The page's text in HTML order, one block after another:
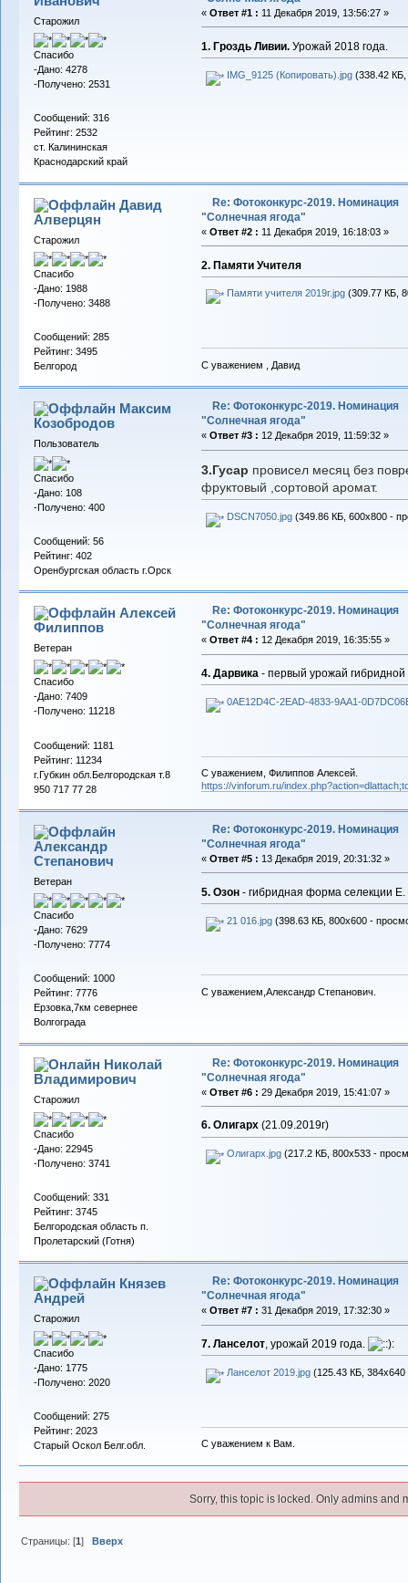
Старожил
Спасибо
-Дано: 4278
-Получено: 2531
Сообщений: 316
Рейтинг: 2532
ст. Калининская
Краснодарский край
« Ответ #1 : 11 Декабря 2019, 13:56:27 »
1. Гроздь Ливии.Урожай 2018 года.
IMG_9125 (Копировать).jpg(338.42 КБ,
Давид
Алверцян
Старожил
Спасибо
-Дано: 1988
-Получено: 3488
Сообщений: 285
Рейтинг: 3495
Белгород
Re: Фотоконкурс-2019. Номинация
"Солнечная ягода"
« Ответ #2 : 11 Декабря 2019, 16:18:03 »
2. Памяти Учителя
Памяти учителя 2019г.jpg(309.77 КБ,
С уважением , Давид
Максим
Козобродов
Пользователь
Спасибо
-Дано: 108
-Получено: 400
Сообщений: 56
Рейтинг: 402
Оренбургская область г.Орск
Re: Фотоконкурс-2019. Номинация
"Солнечная ягода"
« Ответ #3 : 12 Декабря 2019, 11:59:32 »
3.Гусар провисел месяц без
фруктовый ,сортовой аромат.
DSCN7050.jpg(349.86 КБ, 600x800 -
Алексей
Филиппов
Ветеран
Спасибо
-Дано: 7409
-Получено: 11218
Сообщений: 1181
Рейтинг: 11234
г.Губкин обл.Белгородская т.8
950 717 77 28
Re: Фотоконкурс-2019. Номинация
"Солнечная ягода"
« Ответ #4 : 12 Декабря 2019, 16:35:55 »
4. Дарвика- первый урожай
0AE12D4C-2EAD-4833-9AA1-
С уважением, Филиппов Алексей.
https://vinforum.ru/
Александр
Cтепанович
Ветеран
Спасибо
-Дано: 7629
-Получено: 7774
Сообщений: 1000
Рейтинг: 7776
Ерзовка,7км севернее
Волгограда
Re: Фотоконкурс-2019. Номинация
"Солнечная ягода"
« Ответ #5 : 13 Декабря 2019, 20:31:32 »
5. Озон- гибридная форма селекции
21 016.jpg(398.63 КБ, 800x600 -
С уважением,Александр Степанович.
Николай
Владимирович
Старожил
Спасибо
-Дано: 22945
-Получено: 3741
Сообщений: 331
Рейтинг: 3745
Белгородская область п.
Пролетарский (Готня)
Re: Фотоконкурс-2019. Номинация
"Солнечная ягода"
« Ответ #6 : 29 Декабря 2019, 15:41:07 »
6. Олигарх(21.09.2019г)
Олигарх.jpg(217.2 КБ, 800x533 -
Князев
Андрей
Старожил
Спасибо
-Дано: 1775
-Получено: 2020
Сообщений: 275
Рейтинг: 2023
Старый Оскол Белг.обл.
Re: Фотоконкурс-2019. Номинация
"Солнечная ягода"
« Ответ #7 : 31 Декабря 2019, 17:32:30 »
7. Ланселот, урожай 2019 года.
Ланселот 2019.jpg(125.43 КБ, 384x640
С уважением к Вам.
Sorry, this topic is locked. Only admins and
Страницы: [1]Вверх